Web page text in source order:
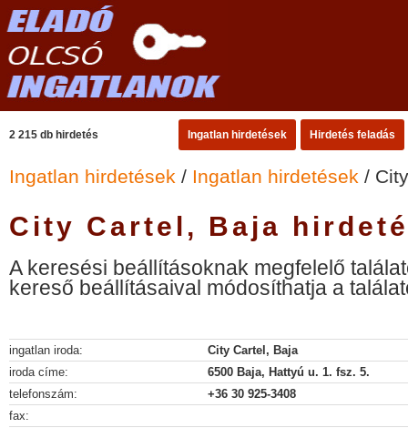
2 215 db hirdetés Ingatlan hirdetések Hirdetés feladás
Ingatlan hirdetések / Ingatlan hirdetések /
City Cartel, Baja
A keresési beállításoknak megfelelő
kereső beállításaival módosíthatja a
ingatlan iroda:
City Cartel, Baja
iroda címe:
6500 Baja, Hattyú u. 1. fsz. 5.
telefonszám:
+36 30 925-3408
fax: